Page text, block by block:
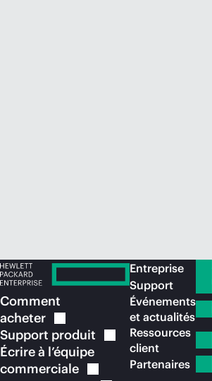
Comment
acheter
Support produit
Écrire à l’équipe
commerciale
Entreprise
Support
Événements
et actualités
Ressources
client
Partenaires